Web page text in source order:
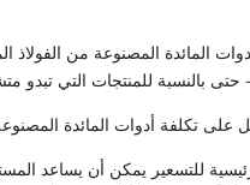
المائدة المصنوعة من الفولاذ
حتى بالنسبة للمنتجات التي تبدو
على تكلفة أدوات المائدة
للتسعير يمكن أن يساعد